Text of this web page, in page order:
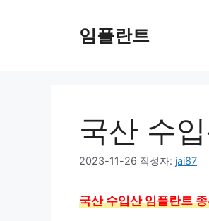
임플란트
국산 수
2023-11-26 작성자: jai87
국산 수입산 임플란트